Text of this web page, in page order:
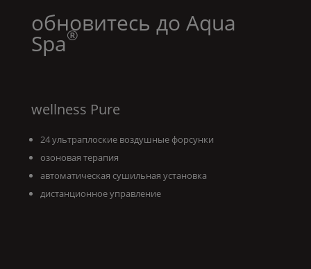
обновитесь до Aqua
Spa®
wellness Pure
24 ультраплоские воздушные форсунки
озоновая терапия
автоматическая сушильная установка
дистанционное управление